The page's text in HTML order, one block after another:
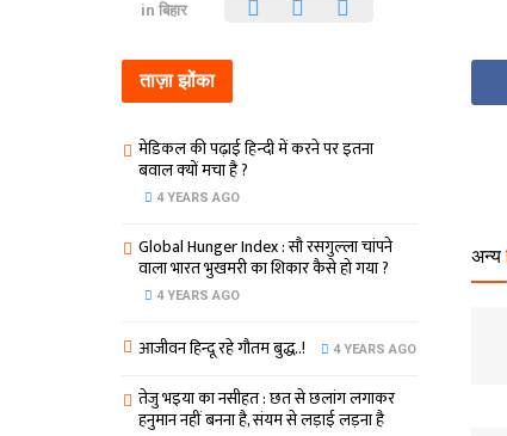
in बिहार
अन्य
ताज़ा झोंका
मेडिकल की पढ़ाई हिन्‍दी में करने पर इतना
बवाल क्‍यों मचा है ?
4 YEARS AGO
Global Hunger Index : सौ रसगुल्‍ला चांपने
वाला भारत भुखमरी का शिकार कैसे हो गया ?
4 YEARS AGO
आजीवन हिन्दू रहे गौतम बुद्ध..! 4 YEARS AGO
तेजु भइया का नसीहत : छत से छलांग लगाकर
हनुमान नहीं बनना है, संयम से लड़ाई लड़ना है